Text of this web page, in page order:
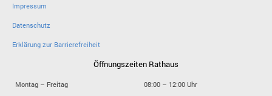
Impressum
Datenschutz
Erklärung zur Barrierefreiheit
Öffnungszeiten Rathaus
Montag – Freitag
08:00 – 12:00 Uhr